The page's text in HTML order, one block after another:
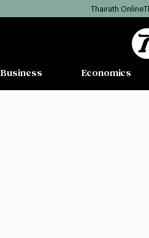
Thairath Online
Business Economics